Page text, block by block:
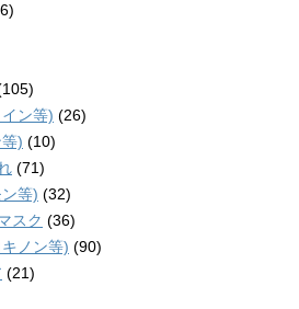
ン等) (26)
) (10)
(71)
等) (32)
スク (36)
ノン等) (90)
(21)